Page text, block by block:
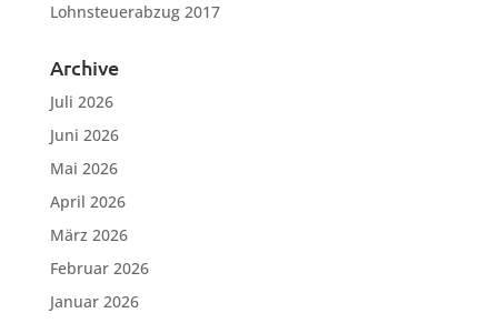
Lohnsteuerabzug 2017
Archive
Juli 2026
Juni 2026
Mai 2026
April 2026
März 2026
Februar 2026
Januar 2026